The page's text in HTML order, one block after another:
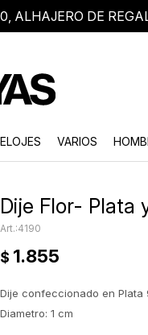
ALHAJERO DE
VARIOS
Dije Flor- Plata
4190
$ 1.855
Dije confeccionado en Plata
Diametro: 1 cm